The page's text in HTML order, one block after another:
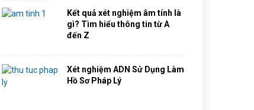
Kết quả xét nghiệm âm tính là
gì? Tìm hiểu thông tin từ A
đến Z
Xét nghiệm ADN Sử Dụng Làm
Hồ Sơ Pháp Lý